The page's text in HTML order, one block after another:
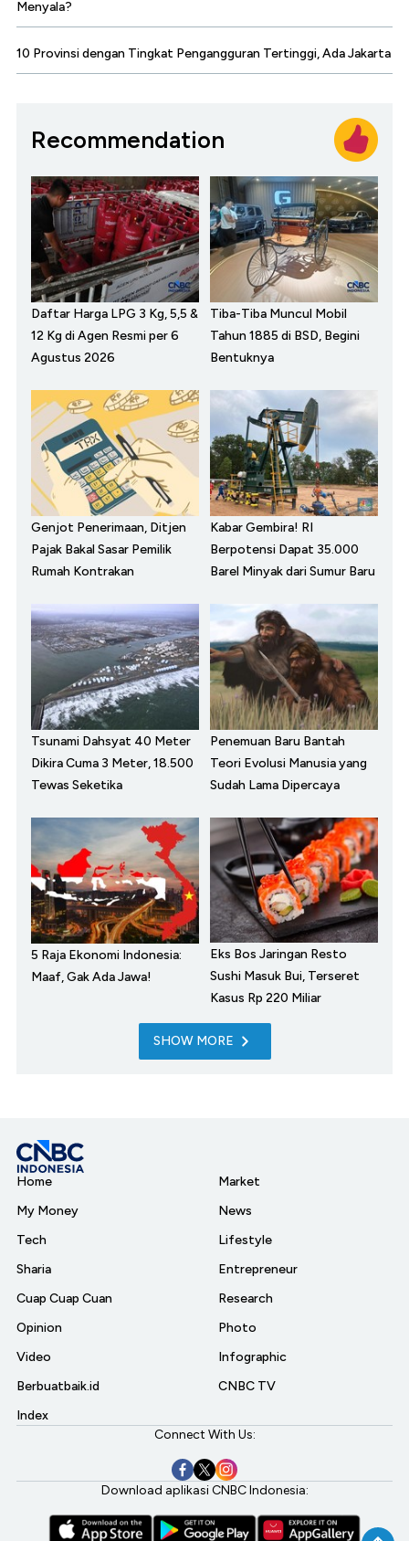
Menyala?
10 Provinsi dengan Tingkat Pengangguran Tertinggi, Ada Jakarta
Recommendation
Daftar Harga LPG 3 Kg, 5,5 &
12 Kg di Agen Resmi per 6
Agustus 2026
Tiba-Tiba Muncul Mobil
Tahun 1885 di BSD, Begini
Bentuknya
Genjot Penerimaan, Ditjen
Pajak Bakal Sasar Pemilik
Rumah Kontrakan
Kabar Gembira! RI
Berpotensi Dapat 35.000
Barel Minyak dari Sumur Baru
Tsunami Dahsyat 40 Meter
Dikira Cuma 3 Meter, 18.500
Tewas Seketika
Penemuan Baru Bantah
Teori Evolusi Manusia yang
Sudah Lama Dipercaya
5 Raja Ekonomi Indonesia:
Maaf, Gak Ada Jawa!
Eks Bos Jaringan Resto
Sushi Masuk Bui, Terseret
Kasus Rp 220 Miliar
SHOW MORE
Home
My Money
Tech
Sharia
Cuap Cuap Cuan
Opinion
Video
Berbuatbaik.id
Index
Market
News
Lifestyle
Entrepreneur
Research
Photo
Infographic
CNBC TV
Connect With Us:
Download aplikasi CNBC Indonesia: